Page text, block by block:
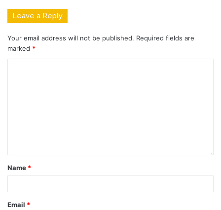
Leave a Reply
Your email address will not be published. Required fields are
marked *
Name *
Email *